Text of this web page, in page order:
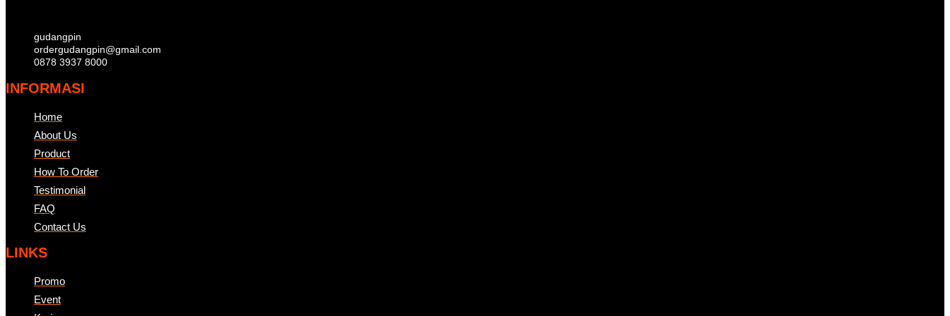
gudangpin
ordergudangpin@gmail.com
0878 3937 8000
INFORMASI
Home
About Us
Product
How To Order
Testimonial
FAQ
Contact Us
LINKS
Promo
Event